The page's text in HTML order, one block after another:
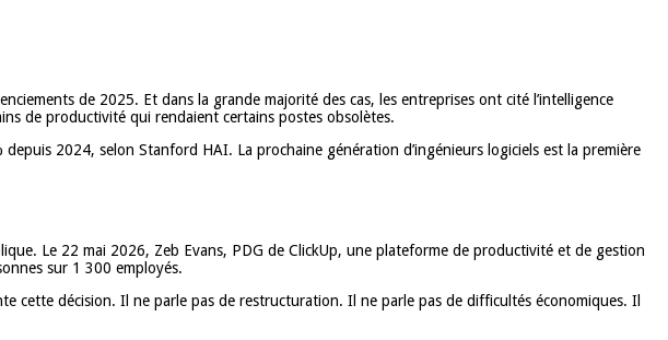
de 2025. Et dans la grande majorité des cas, les entreprises ont cité l’intelligence
de productivité qui rendaient certains postes obsolètes.
2024, selon Stanford HAI. La prochaine génération d’ingénieurs logiciels est la première
Le 22 mai 2026, Zeb Evans, PDG de ClickUp, une plateforme de productivité et de gestion
sur 1 300 employés.
cette décision. Il ne parle pas de restructuration. Il ne parle pas de difficultés économiques. Il